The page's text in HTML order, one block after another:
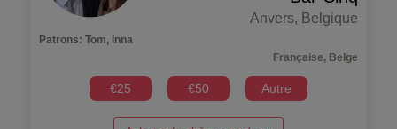
Anvers, Belgique
Patrons: Tom, Inna
Française, Belge
€25 €50 Autre